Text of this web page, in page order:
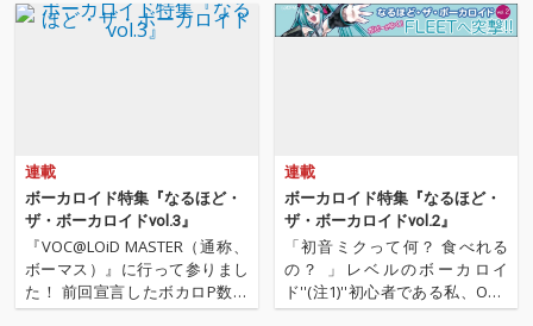
連載
ボーカロイド特集『なるほど・
ザ・ボーカロイドvol.3』
『VOC@LOiD MASTER（通称、
ボーマス）』に行って参りまし
た！ 前回宣言したボカロP数珠
つなぎ企画を早速無視してのイ
連載
ボーカロイド特集『なるほど・
ザ・ボーカロイドvol.2』
「初音ミクって何？ 食べれる
の？ 」レベルのボーカロイ
ド''(注1)''初心者である私、OTO
TOYライターの水嶋美和が体当